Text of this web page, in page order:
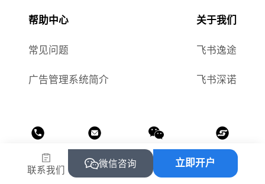
帮助中心 关于我们
常见问题 飞书逸途
广告管理系统简介 飞书深诺
邮箱 公众号
小程序
联系我们
微信咨询 立即开户